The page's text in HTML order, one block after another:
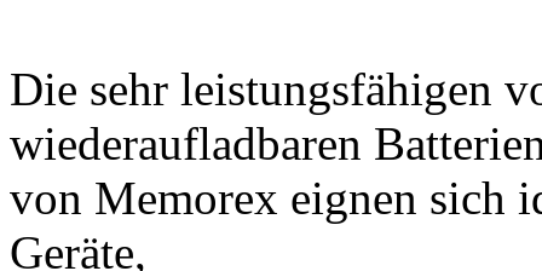
Die sehr leistungsfähigen
wiederaufladbaren
von Memorex eignen sich
Geräte,